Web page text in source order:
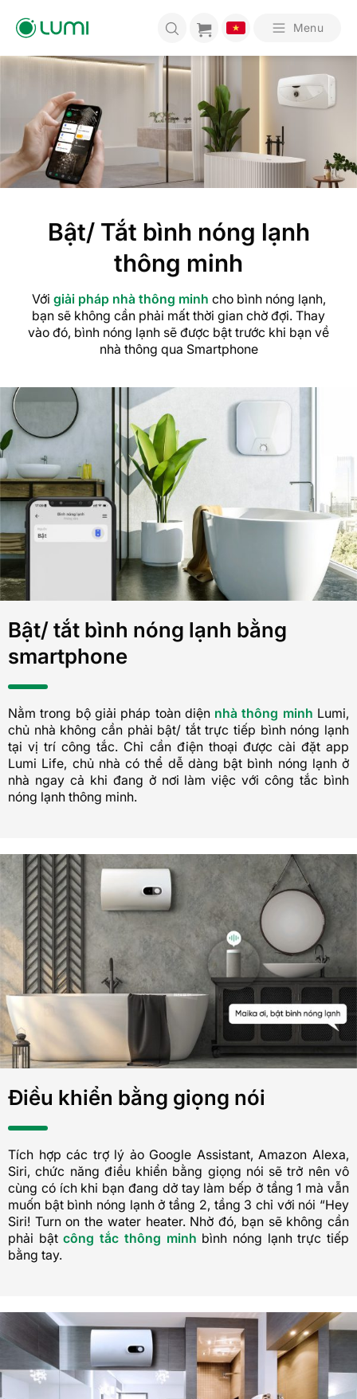
qua
dung
Menu
Bật/ Tắt bình nóng lạnh
thông minh
Với giải pháp nhà thông minh cho bình nóng lạnh,
bạn sẽ không cần phải mất thời gian chờ đợi. Thay
vào đó, bình nóng lạnh sẽ được bật trước khi bạn về
nhà thông qua Smartphone
Bật/ tắt bình nóng lạnh bằng
smartphone
Nằm trong bộ giải pháp toàn diện nhà thông minh Lumi,
chủ nhà không cần phải bật/ tắt trực tiếp bình nóng lạnh
tại vị trí công tắc. Chỉ cần điện thoại được cài đặt app
Lumi Life, chủ nhà có thể dễ dàng bật bình nóng lạnh ở
nhà ngay cả khi đang ở nơi làm việc với công tắc bình
nóng lạnh thông minh.
Điều khiển bằng giọng nói
Tích hợp các trợ lý ảo Google Assistant, Amazon Alexa,
Siri, chức năng điều khiển bằng giọng nói sẽ trở nên vô
cùng có ích khi bạn đang dở tay làm bếp ở tầng 1 mà vẫn
muốn bật bình nóng lạnh ở tầng 2, tầng 3 chỉ với nói “Hey
Siri! Turn on the water heater. Nhờ đó, bạn sẽ không cần
phải bậtcông tắc thông minh bình nóng lạnh trực tiếp
bằng tay.